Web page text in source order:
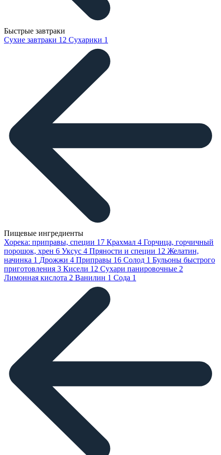
Быстрые завтраки
Сухие завтраки 12 Сухарики 1
Пищевые ингредиенты
Хорека: приправы, специи 17 Крахмал 4 Горчица, горчичный
порошок, хрен 6 Уксус 4 Пряности и специи 12 Желатин,
начинка 1 Дрожжи 4 Приправы 16 Солод 1 Бульоны быстрого
приготовления 3 Кисели 12 Сухари панировочные 2
Лимонная кислота 2 Ванилин 1 Сода 1